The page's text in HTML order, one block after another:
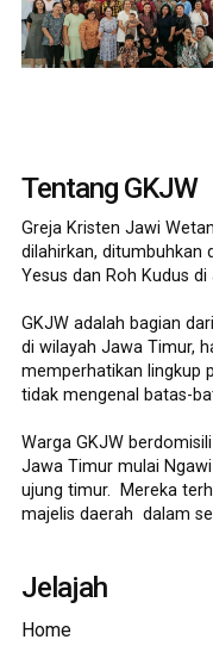
Tentang GKJW
Greja Kristen Jawi
dilahirkan, ditumbuhkan
Yesus dan Roh Kudus
GKJW adalah bagian
di wilayah Jawa Timur,
memperhatikan lingkup
tidak mengenal batas-
Warga GKJW
Jawa Timur mulai
ujung timur. Mereka
majelis daerah dalam
Jelajah
Home